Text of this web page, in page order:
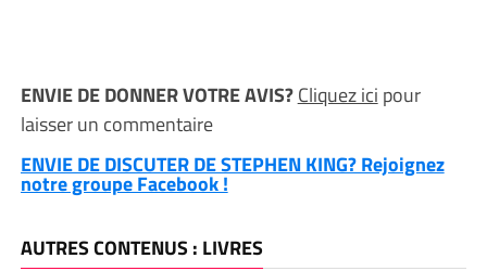
ENVIE DE DONNER VOTRE AVIS?Cliquez ici pour
laisser un commentaire
ENVIE DE DISCUTER DE STEPHEN KING? Rejoignez
notre groupe Facebook !
AUTRES CONTENUS : LIVRES